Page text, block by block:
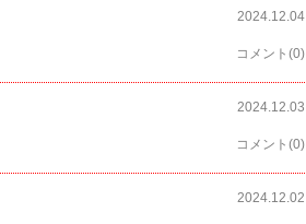
2024.12.04
コメント(0)
2024.12.03
コメント(0)
2024.12.02